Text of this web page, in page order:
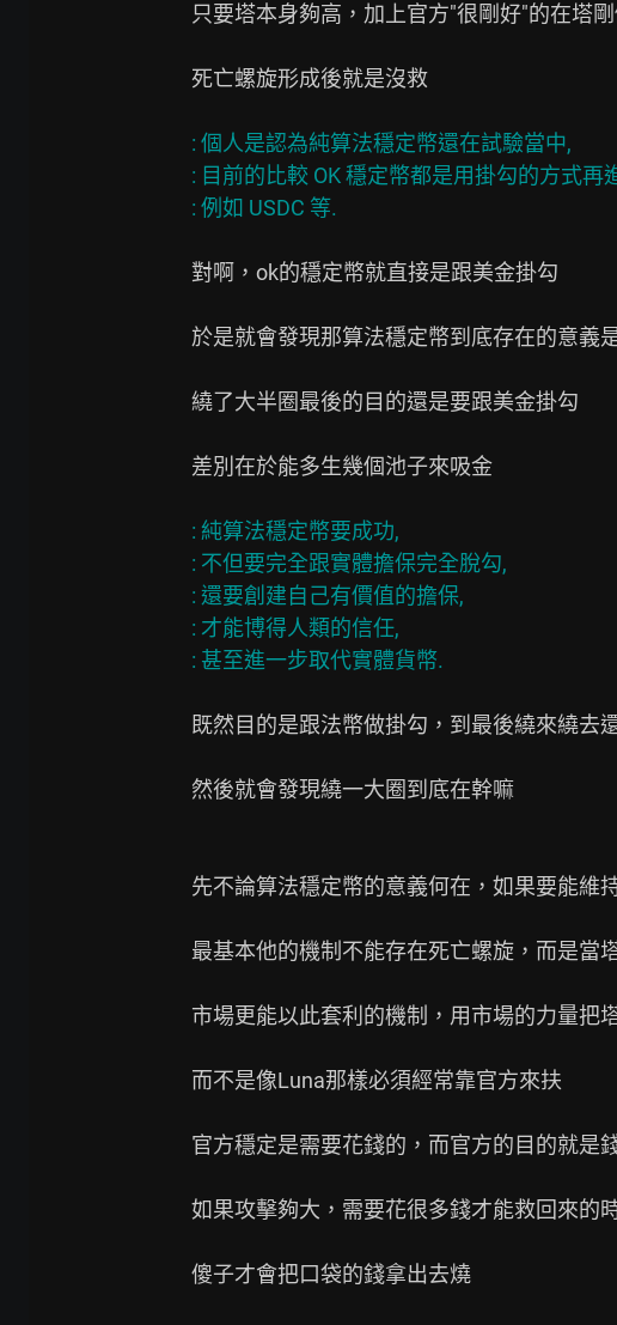
只要塔本身夠高，加上官方"很剛好"的在塔
死亡螺旋形成後就是沒救
: 個人是認為純算法穩定幣還在試驗當中,
: 目前的比較 OK 穩定幣都是用掛勾的方式再
對啊，ok的穩定幣就直接是跟美金掛勾
於是就會發現那算法穩定幣到底存在的意義
繞了大半圈最後的目的還是要跟美金掛勾
差別在於能多生幾個池子來吸金
: 純算法穩定幣要成功,
: 不但要完全跟實體擔保完全脫勾,
: 還要創建自己有價值的擔保,
: 才能博得人類的信任,
既然目的是跟法幣做掛勾，到最後繞來繞去
然後就會發現繞一大圈到底在幹嘛
先不論算法穩定幣的意義何在，如果要能維
最基本他的機制不能存在死亡螺旋，而是當
市場更能以此套利的機制，用市場的力量把
而不是像Luna那樣必須經常靠官方來扶
官方穩定是需要花錢的，而官方的目的就是
如果攻擊夠大，需要花很多錢才能救回來的
傻子才會把口袋的錢拿出去燒